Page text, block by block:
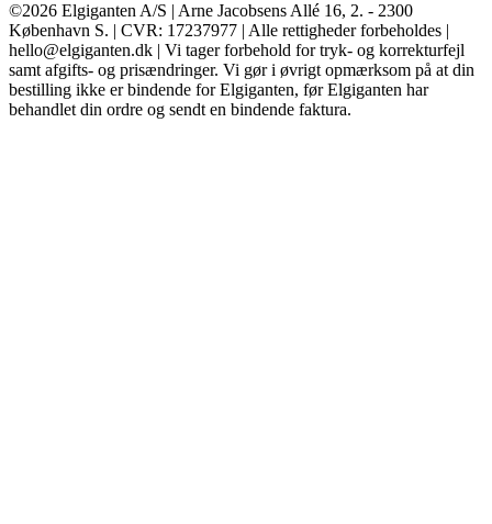
©2026 Elgiganten A/S | Arne Jacobsens Allé 16, 2. - 2300
København S. | CVR: 17237977 | Alle rettigheder forbeholdes |
hello@elgiganten.dk | Vi tager forbehold for tryk- og korrekturfejl
samt afgifts- og prisændringer. Vi gør i øvrigt opmærksom på at din
bestilling ikke er bindende for Elgiganten, før Elgiganten har
behandlet din ordre og sendt en bindende faktura.